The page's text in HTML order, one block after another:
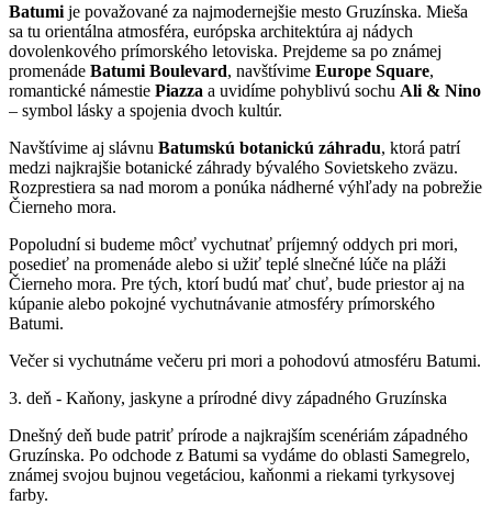
Batumi je považované za najmodernejšie mesto Gruzínska. Mieša
sa tu orientálna atmosféra, európska architektúra aj nádych
dovolenkového prímorského letoviska. Prejdeme sa po známej
promenáde Batumi Boulevard, navštívime Europe Square,
romantické námestie Piazza a uvidíme pohyblivú sochu Ali & Nino
– symbol lásky a spojenia dvoch kultúr.
Navštívime aj slávnu Batumskú botanickú záhradu, ktorá patrí
medzi najkrajšie botanické záhrady bývalého Sovietskeho zväzu.
Rozprestiera sa nad morom a ponúka nádherné výhľady na pobrežie
Čierneho mora.
Popoludní si budeme môcť vychutnať príjemný oddych pri mori,
posedieť na promenáde alebo si užiť teplé slnečné lúče na pláži
Čierneho mora. Pre tých, ktorí budú mať chuť, bude priestor aj na
kúpanie alebo pokojné vychutnávanie atmosféry prímorského
Batumi.
Večer si vychutnáme večeru pri mori a pohodovú atmosféru Batumi.
3. deň - Kaňony, jaskyne a prírodné divy západného Gruzínska
Dnešný deň bude patriť prírode a najkrajším scenériám západného
Gruzínska. Po odchode z Batumi sa vydáme do oblasti Samegrelo,
známej svojou bujnou vegetáciou, kaňonmi a riekami tyrkysovej
farby.